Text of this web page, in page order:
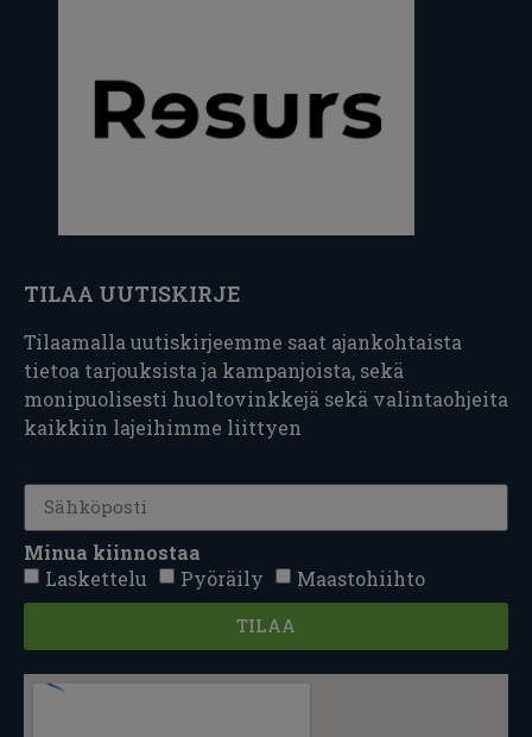
TILAA UUTISKIRJE
Tilaamalla uutiskirjeemme saat ajankohtaista
tietoa tarjouksista ja kampanjoista, sekä
monipuolisesti huoltovinkkejä sekä valintaohjeita
kaikkiin lajeihimme liittyen
Minua kiinnostaa
Laskettelu
Pyöräily Maastohiihto
TILAA